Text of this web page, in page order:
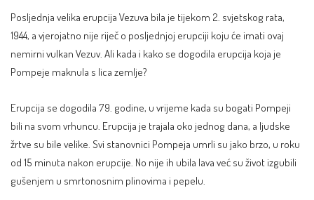
Posljednja velika erupcija Vezuva bila je tijekom 2. svjetskog rata,
1944, a vjerojatno nije riječ o posljednjoj erupciji koju će imati ovaj
nemirni vulkan Vezuv. Ali kada i kako se dogodila erupcija koja je
Pompeje maknula s lica zemlje?
Erupcija se dogodila 79. godine, u vrijeme kada su bogati Pompeji
bili na svom vrhuncu. Erupcija je trajala oko jednog dana, a ljudske
žrtve su bile velike. Svi stanovnici Pompeja umrli su jako brzo, u roku
od 15 minuta nakon erupcije. No nije ih ubila lava već su život izgubili
gušenjem u smrtonosnim plinovima i pepelu.